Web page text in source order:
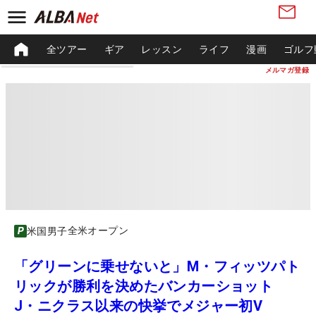
メルマガ登録
全ツアー ギア レッスン ライフ 漫画 ゴル
米国男子全米オープン
「グリーンに乗せないと」M・フィッツパト
リックが勝利を決めたバンカーショット
J・ニクラス以来の快挙でメジャー初V